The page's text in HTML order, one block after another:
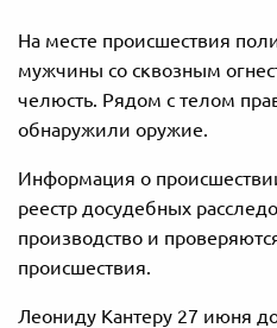
На месте происшествия
мужчины со сквозным
челюсть. Рядом с телом
обнаружили оружие.
Информация о
реестр досудебных
производство и
происшествия.
Леониду Кантеру 27 июня